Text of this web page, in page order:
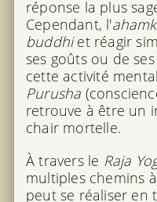
réponse la plus
Cependant, l'
buddhiet réagir
ses goûts ou de
cette activité
Purusha
retrouve à être un
chair mortelle.
À travers le Raja
multiples chemins
peut se réaliser en